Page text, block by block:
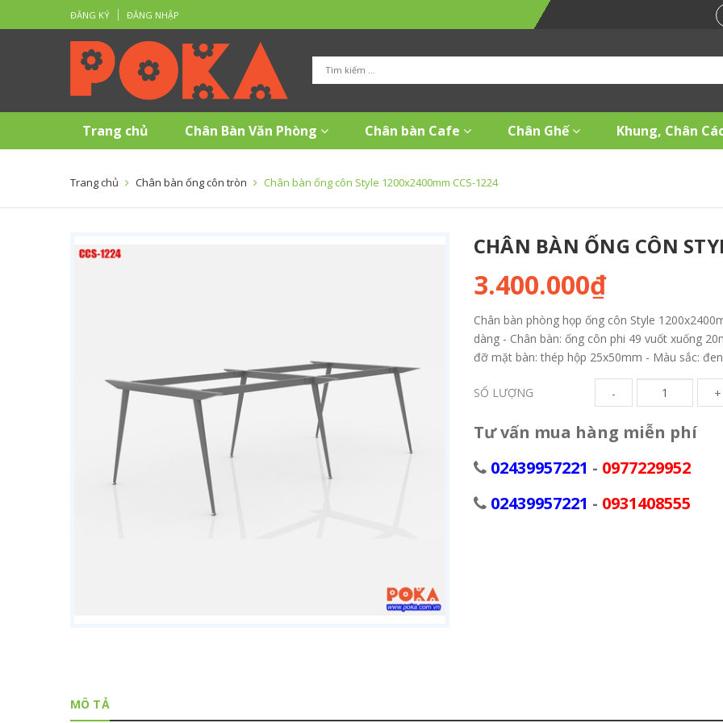
ĐĂNG KÝ ĐĂNG NHẬP
Trang chủ Chân Bàn Văn Phòng Chân bàn Cafe Chân Ghế Khung, Chân
Trang chủ Chân bàn ống côn tròn Chân bàn ống côn Style 1200x2400mm CCS-1224
CHÂN BÀN ỐNG CÔN
3.400.000₫
Chân bàn phòng họp ống côn Style
dàng - Chân bàn: ống côn phi 49 vuốt xuống
đỡ mặt bàn: thép hộp 25x50mm - Màu sắc:
SỐ LƯỢNG - +
Tư vấn mua hàng miễn phí
02439957221 - 0977229952
02439957221 - 0931408555
MÔ TẢ